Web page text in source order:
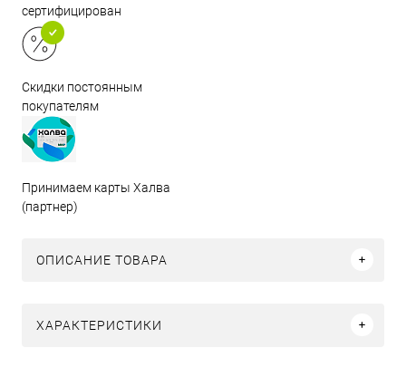
сертифицирован
Скидки постоянным
покупателям
Принимаем карты Халва
(партнер)
ОПИСАНИЕ ТОВАРА
ХАРАКТЕРИСТИКИ